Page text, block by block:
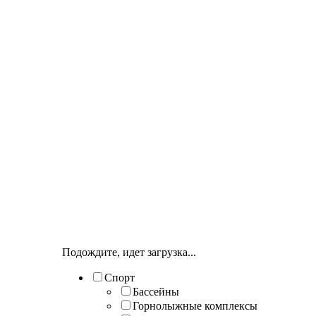
Подождите, идет загрузка...
Спорт
Бассейны
Горнолыжные комплексы